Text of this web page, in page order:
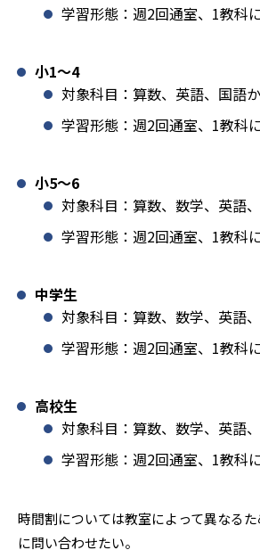
学習形態：週2回通室、1教科
小1️〜4
対象科目：算数、英語、国語
学習形態：週2回通室、1教科
小5〜6
対象科目：算数、数学、英語
学習形態：週2回通室、1教科
中学生
対象科目：算数、数学、英語
学習形態：週2回通室、1教科
高校生
対象科目：算数、数学、英語
学習形態：週2回通室、1教科
時間割については教室によって異なる
に問い合わせたい。